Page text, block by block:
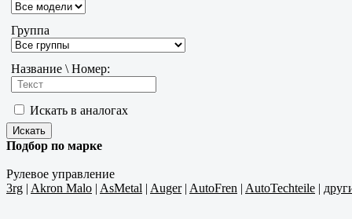
Группа
Название \ Номер:
Искать в аналогах
Подбор по марке
Рулевое управление
3rg | Akron Malo | AsMetal | Auger| AutoFren | AutoTechteile |